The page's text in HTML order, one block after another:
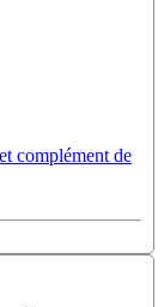
complément de